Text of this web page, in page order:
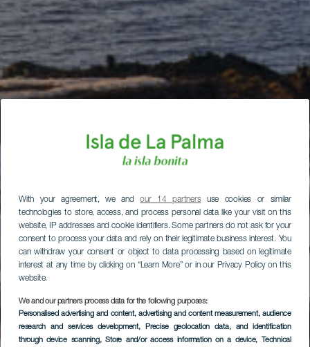
With your agreement, we andour 14 partnersuse cookies or similar
technologies to store, access, and process personal data like your visit on this
website, IP addresses and cookie identifiers. Some partners do not ask for your
consent to process your data and rely on their legitimate business interest. You
can withdraw your consent or object to data processing based on legitimate
interest at any time by clicking on “Learn More” or in our Privacy Policy on this
website.
We and our partners process data for the following purposes:
Personalised advertising and content, advertising and content measurement, audience
research and services development, Precise geolocation data, and identification
through device scanning, Store and/or access information on a device, Technical